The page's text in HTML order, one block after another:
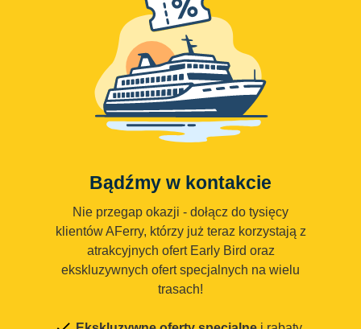
Bądźmy w kontakcie
Nie przegap okazji - dołącz do tysięcy
klientów AFerry, którzy już teraz korzystają z
atrakcyjnych ofert Early Bird oraz
ekskluzywnych ofert specjalnych na wielu
trasach!